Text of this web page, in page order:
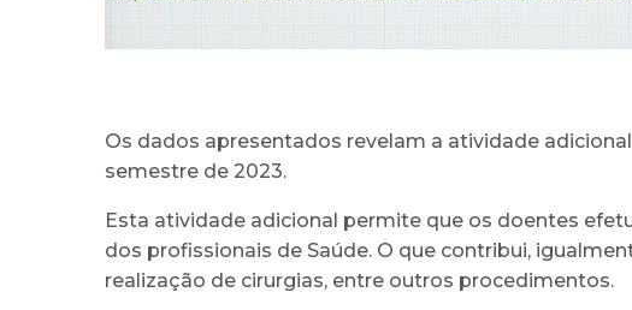
Os dados apresentados revelam a atividade
semestre de 2023.
Esta atividade adicional permite que os doentes
dos profissionais de Saúde. O que contribui,
realização de cirurgias, entre outros procedimentos.